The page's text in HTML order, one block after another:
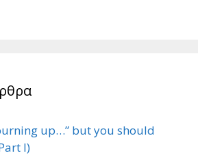
up…” but you should
I)